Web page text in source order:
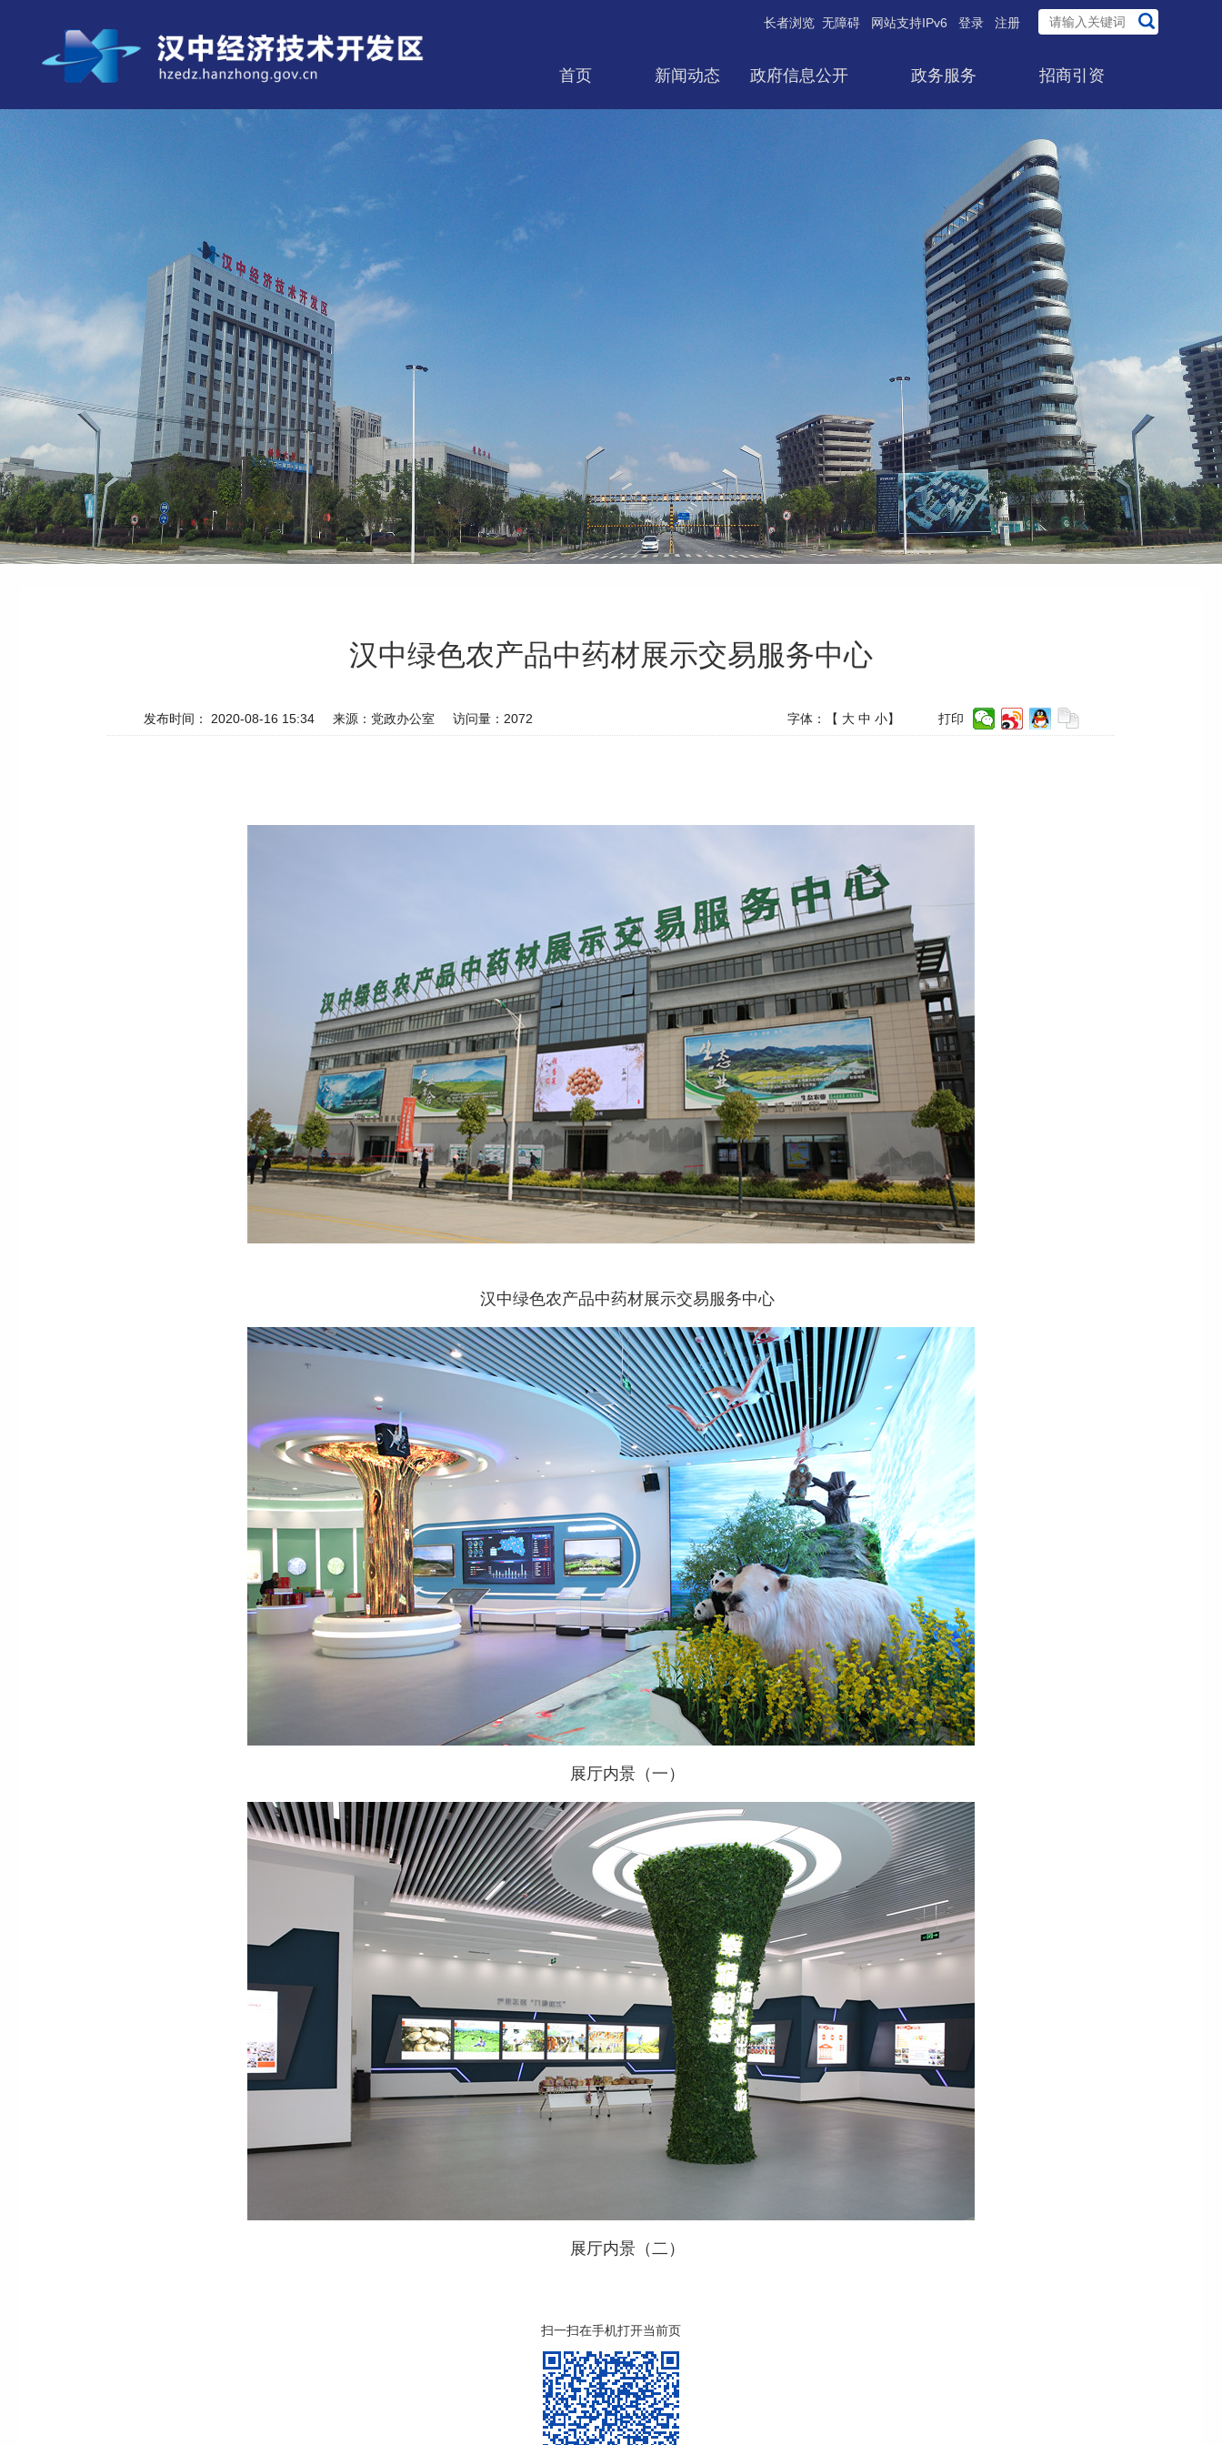
长者浏览 无障碍 网站支持IPv6 登录 注册
首页 新闻动态 政府信息公开 政务服务 招商引资
互动交流
汉中绿色农产品中药材展示交易服务中心
发布时间： 2020-08-16 15:34 来源：党政办公室 访问量： 2072 字体：【 大 中 小】 打印
汉中绿色农产品中药材展示交易服务中心
展厅内景（一）
展厅内景（二）
扫一扫在手机打开当前页